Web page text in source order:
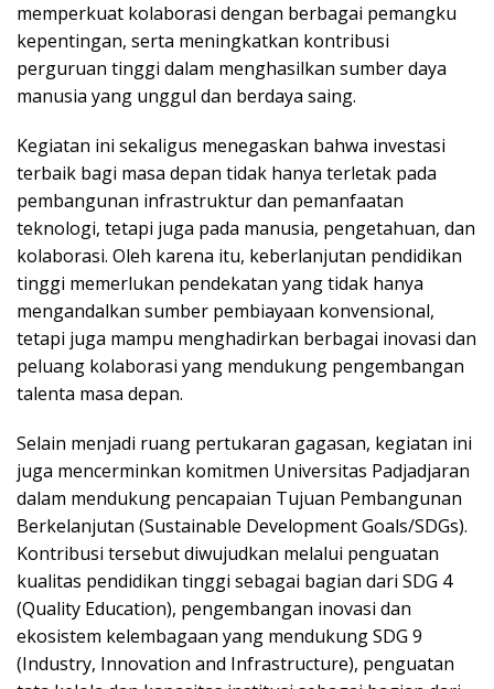
memperkuat kolaborasi dengan berbagai pemangku
kepentingan, serta meningkatkan kontribusi
perguruan tinggi dalam menghasilkan sumber daya
manusia yang unggul dan berdaya saing.
Kegiatan ini sekaligus menegaskan bahwa investasi
terbaik bagi masa depan tidak hanya terletak pada
pembangunan infrastruktur dan pemanfaatan
teknologi, tetapi juga pada manusia, pengetahuan, dan
kolaborasi. Oleh karena itu, keberlanjutan pendidikan
tinggi memerlukan pendekatan yang tidak hanya
mengandalkan sumber pembiayaan konvensional,
tetapi juga mampu menghadirkan berbagai inovasi dan
peluang kolaborasi yang mendukung pengembangan
talenta masa depan.
Selain menjadi ruang pertukaran gagasan, kegiatan ini
juga mencerminkan komitmen Universitas Padjadjaran
dalam mendukung pencapaian Tujuan Pembangunan
Berkelanjutan (Sustainable Development Goals/SDGs).
Kontribusi tersebut diwujudkan melalui penguatan
kualitas pendidikan tinggi sebagai bagian dari SDG 4
(Quality Education), pengembangan inovasi dan
ekosistem kelembagaan yang mendukung SDG 9
(Industry, Innovation and Infrastructure), penguatan